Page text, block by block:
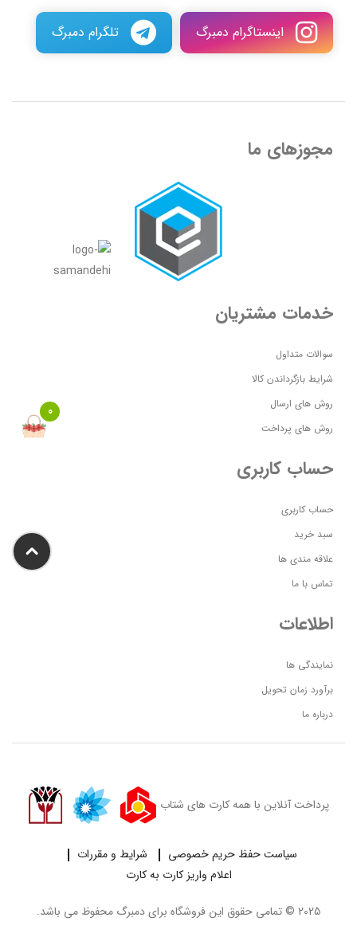
اینستاگرام دمبرگ تلگرام دمبرگ
مجوزهای ما
خدمات مشتریان
سوالات متداول
شرایط بازگرداندن کالا
روش های ارسال
روش های پرداخت
حساب کاربری
حساب کاربری
سبد خرید
علاقه مندی ها
تماس با ما
اطلاعات
نمایندگی ها
برآورد زمان تحویل
درباره ما
پرداخت آنلاین با همه کارت های شتاب
سیاست حفظ حریم خصوصی
شرایط و مقررات
اعلام واریز کارت به کارت
2025 © تمامی حقوق این فروشگاه برای دمبرگ محفوظ می باشد.
0